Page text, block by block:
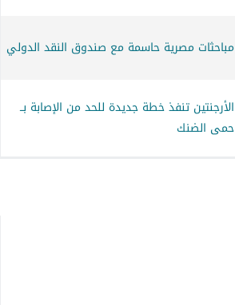
مباحثات مصرية حاسمة مع صندوق النقد الدولي
الأرجنتين تنفذ خطة جديدة للحد من الإصابة بــ
حمى الضنك